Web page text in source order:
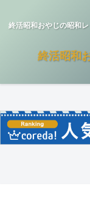
終活昭和おやじの昭和
終活昭和